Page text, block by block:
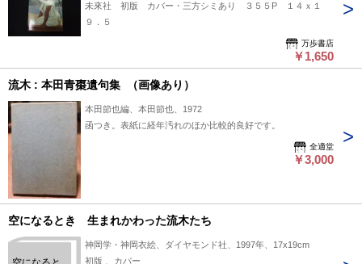
未來社 初版 カバー・三方シミあり ３５５P １４ｘ１
９．５
万歩書店
￥1,650
流木 : 本田青棗遺句集 （画像あり）
本田節也編、本田節也、1972
函つき。表紙に経年汚れのほか比較的良好です。
全適堂
￥3,000
空になるとき 生まれかわった流木たち
神岡学・神岡衣絵、ダイヤモンド社、1997年、17x19cm
初版 、カバー